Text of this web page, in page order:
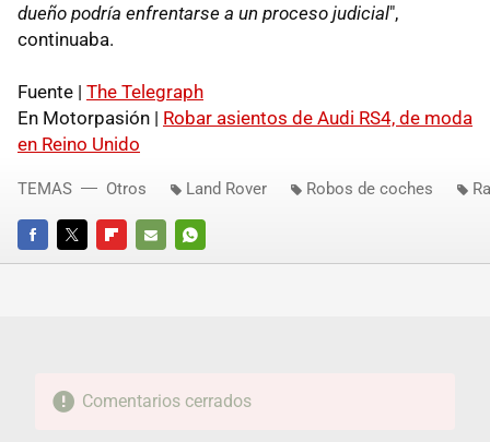
dueño podría enfrentarse a un proceso judicial",
continuaba.
Fuente | The Telegraph
En Motorpasión | Robar asientos de Audi RS4, de moda
en Reino Unido
FACEBOOKTWITTERFLIPBOARD
E-
WHATSAPP
TEMAS Otros Land Rover Robos de coches
Comentarios cerrados